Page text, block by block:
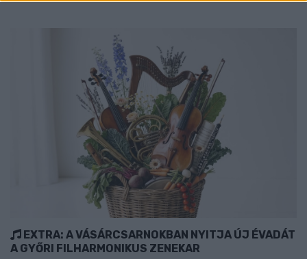
EXTRA: A VÁSÁRCSARNOKBAN NYITJA ÚJ ÉVADÁT
A GYŐRI FILHARMONIKUS ZENEKAR